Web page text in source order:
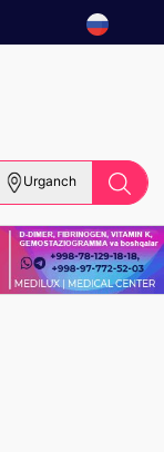
Urganch